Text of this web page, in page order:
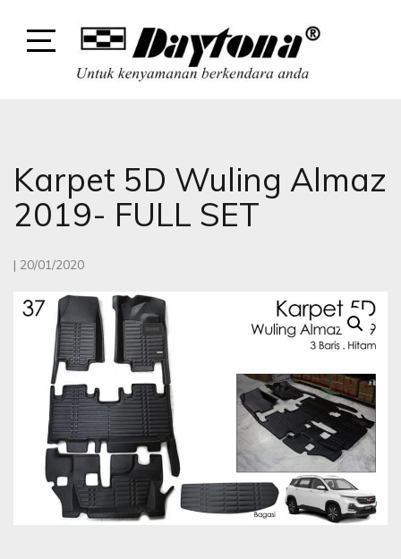
Karpet 5D Wuling Almaz
2019- FULL SET
| 20/01/2020